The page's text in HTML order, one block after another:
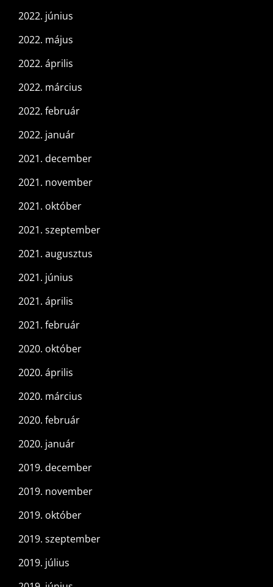
2022. június
2022. május
2022. április
2022. március
2022. február
2022. január
2021. december
2021. november
2021. október
2021. szeptember
2021. augusztus
2021. június
2021. április
2021. február
2020. október
2020. április
2020. március
2020. február
2020. január
2019. december
2019. november
2019. október
2019. szeptember
2019. július